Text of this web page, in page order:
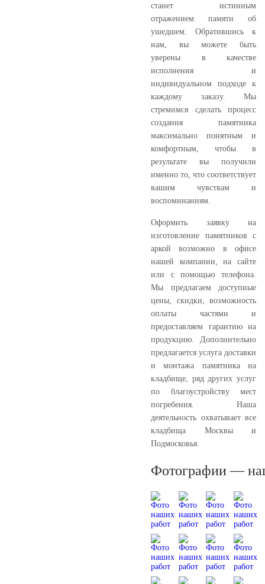
станет истинным
отражением памяти об
ушедшем. Обратившись к
нам, вы можете быть
уверены в качестве
исполнения и
индивидуальном подходе к
каждому заказу. Мы
стремимся сделать процесс
создания памятника
максимально понятным и
комфортным, чтобы в
результате вы получили
именно то, что соответствует
вашим чувствам и
воспоминаниям.
Оформить заявку на
изготовление памятников с
аркой возможно в офисе
нашей компании, на сайте
или с помощью телефона.
Мы предлагаем доступные
цены, скидки, возможность
оплаты частями и
предоставляем гарантию на
продукцию. Дополнительно
предлагается услуга доставки
и монтажа памятника на
кладбище, ряд других услуг
по благоустройству мест
погребения. Наша
деятельность охватывает все
кладбища Москвы и
Подмосковья.
Фотографии —